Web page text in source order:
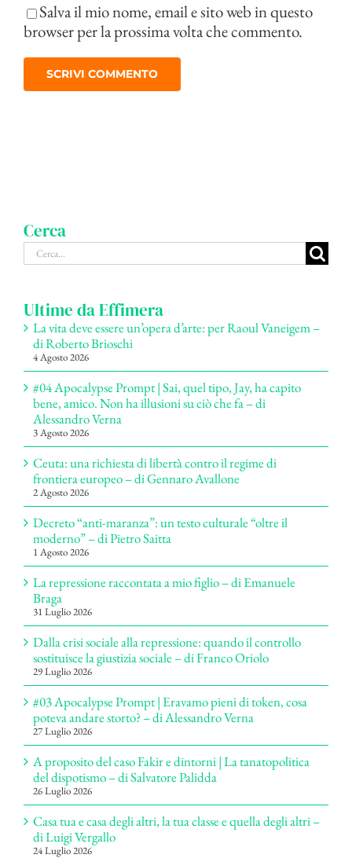
Salva il mio nome, email e sito web in questo
browser per la prossima volta che commento.
Cerca
Cerca
per:
Ultime da Effimera
La vita deve essere un’opera d’arte: per Raoul Vaneigem –
di Roberto Brioschi
4 Agosto 2026
#04 Apocalypse Prompt | Sai, quel tipo, Jay, ha capito
bene, amico. Non ha illusioni su ciò che fa – di
Alessandro Verna
3 Agosto 2026
Ceuta: una richiesta di libertà contro il regime di
frontiera europeo – di Gennaro Avallone
2 Agosto 2026
Decreto “anti-maranza”: un testo culturale “oltre il
moderno” – di Pietro Saitta
1 Agosto 2026
La repressione raccontata a mio figlio – di Emanuele
Braga
31 Luglio 2026
Dalla crisi sociale alla repressione: quando il controllo
sostituisce la giustizia sociale – di Franco Oriolo
29 Luglio 2026
#03 Apocalypse Prompt | Eravamo pieni di token, cosa
poteva andare storto? – di Alessandro Verna
27 Luglio 2026
A proposito del caso Fakir e dintorni | La tanatopolitica
del dispotismo – di Salvatore Palidda
26 Luglio 2026
Casa tua e casa degli altri, la tua classe e quella degli altri –
di Luigi Vergallo
24 Luglio 2026